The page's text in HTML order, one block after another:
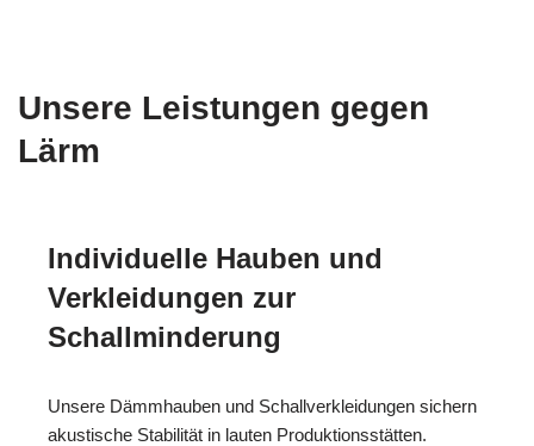
Unsere Leistungen gegen
Lärm
Individuelle Hauben und
Verkleidungen zur
Schallminderung
Unsere Dämmhauben und Schallverkleidungen sichern
akustische Stabilität in lauten Produktionsstätten.